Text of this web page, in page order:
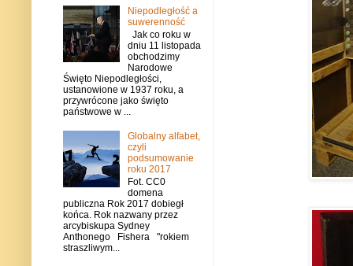
Niepodległość a
suwerenność
Jak co roku w
dniu 11 listopada
obchodzimy
Narodowe
Święto Niepodległości,
ustanowione w 1937 roku, a
przywrócone jako święto
państwowe w ...
Globalny alfabet,
czyli
podsumowanie
roku 2017
Fot. CC0
domena
publiczna Rok 2017 dobiegł
końca. Rok nazwany przez
arcybiskupa Sydney
Anthonego Fishera "rokiem
straszliwym...